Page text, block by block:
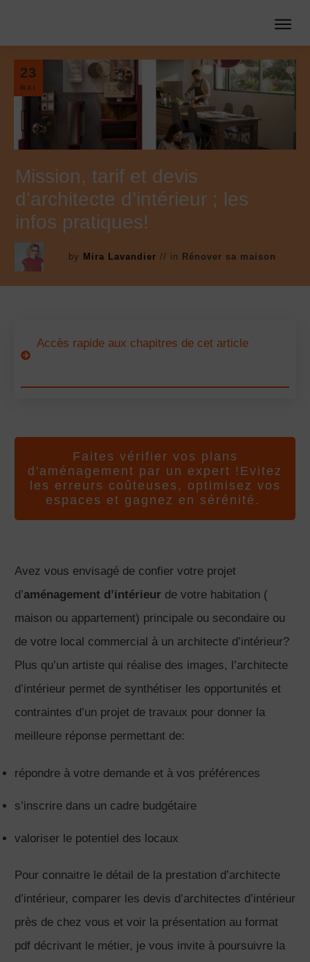
23
MAI
Mission, tarif et devis
d’architecte d’intérieur ; les
infos pratiques!
by Mira Lavandier // in Rénover sa maison
Accès rapide aux chapitres de cet article
Faites vérifier vos plans
d'aménagement par un expert !Evitez
les erreurs coûteuses, optimisez vos
espaces et gagnez en sérénité.
Avez vous envisagé de confier votre projet
d’aménagement d’intérieur de votre habitation (
maison ou appartement) principale ou secondaire ou
de votre local commercial à un architecte d’intérieur?
Plus qu’un artiste qui réalise des images, l’architecte
d’intérieur permet de synthétiser les opportunités et
contraintes d’un projet de travaux pour donner la
meilleure réponse permettant de:
répondre à votre demande et à vos préférences
s’inscrire dans un cadre budgétaire
valoriser le potentiel des locaux
Pour connaitre le détail de la prestation d’architecte
d’intérieur, comparer les devis d’architectes d’intérieur
près de chez vous et voir la présentation au format
pdf décrivant le métier, je vous invite à poursuivre la